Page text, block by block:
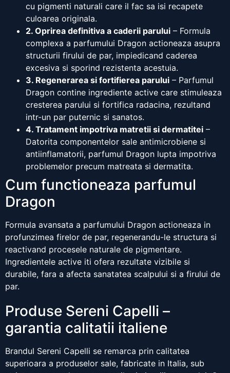
cu pigmenti naturali care il fac sa isi recapete
culoarea originala.
2. Oprirea definitiva a caderii parului – Formula
complexa a parfumului Dragon actioneaza asupra
structurii firului de par, impiedicand caderea
excesiva si sporind rezistenta acestuia.
3. Regenerarea si fortifierea parului – Parfumul
Dragon contine ingrediente active care stimuleaza
cresterea parului si fortifica radacina, rezultand
intr-un par puternic si sanatos.
4. Tratament impotriva matretii si dermatitei –
Datorita componentelor sale antimicrobiene si
antiinflamatorii, parfumul Dragon lupta impotriva
problemelor precum matreata si dermatita.
Cum functioneaza parfumul
Dragon
Formula avansata a parfumului Dragon actioneaza in
profunzimea firelor de par, regenerandu-le structura si
reactivand procesele naturale de pigmentare.
Ingredientele active iti ofera rezultate vizibile si
durabile, fara a afecta sanatatea scalpului si a firului de
par.
Produse Sereni Capelli –
garantia calitatii italiene
Brandul Sereni Capelli se remarca prin calitatea
superioara a produselor sale, fabricate in Italia, sub